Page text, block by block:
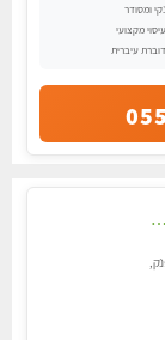
נקי ומסודר
עיסוי מקצועי
דוברת עיברית
חדש חדש בראשון לציון - כל סוגי העיסויים מעסה מקצועית ואיכותית פרטי!!!לא עונה לחסוי !